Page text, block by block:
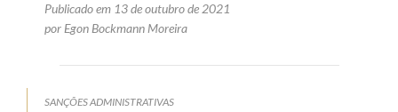
Publicado em 13 de outubro de 2021
por Egon Bockmann Moreira
SANÇÕES ADMINISTRATIVAS